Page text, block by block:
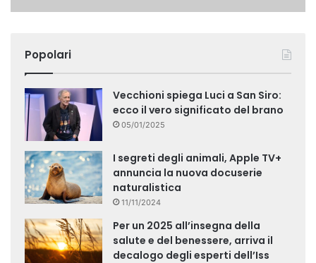
Popolari
Vecchioni spiega Luci a San Siro:
ecco il vero significato del brano
05/01/2025
I segreti degli animali, Apple TV+
annuncia la nuova docuserie
naturalistica
11/11/2024
Per un 2025 all’insegna della
salute e del benessere, arriva il
decalogo degli esperti dell’Iss